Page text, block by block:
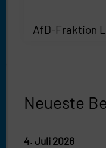
AfD-Fraktion
AfD-Fraktion
Neueste
4. Juli 2026